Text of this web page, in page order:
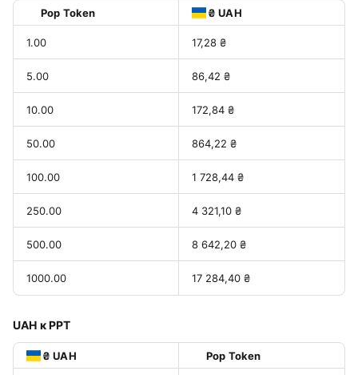
Pop Token ₴ UAH
1.00 17,28 ₴
5.00 86,42 ₴
10.00 172,84 ₴
50.00 864,22 ₴
100.00 1 728,44 ₴
250.00 4 321,10 ₴
500.00 8 642,20 ₴
1000.00 17 284,40 ₴
UAH к PPT
₴ UAH Pop Token